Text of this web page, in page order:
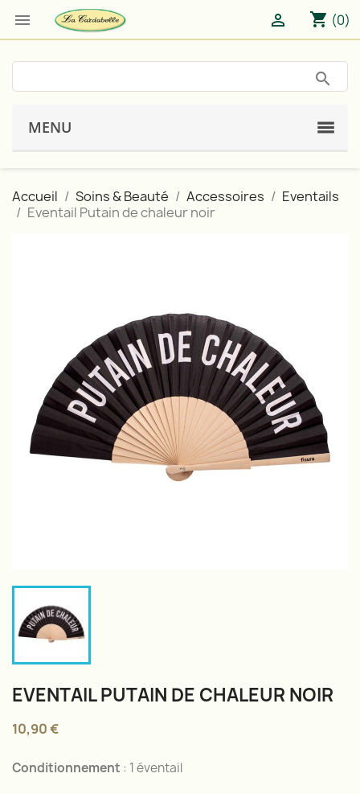
 shopping_cart (0)

MENU
Accueil Soins & Beauté Accessoires
Eventails
Eventail Putain de chaleur noir
EVENTAIL PUTAIN DE CHALEUR NOIR
10,90 €
Conditionnement : 1 éventail